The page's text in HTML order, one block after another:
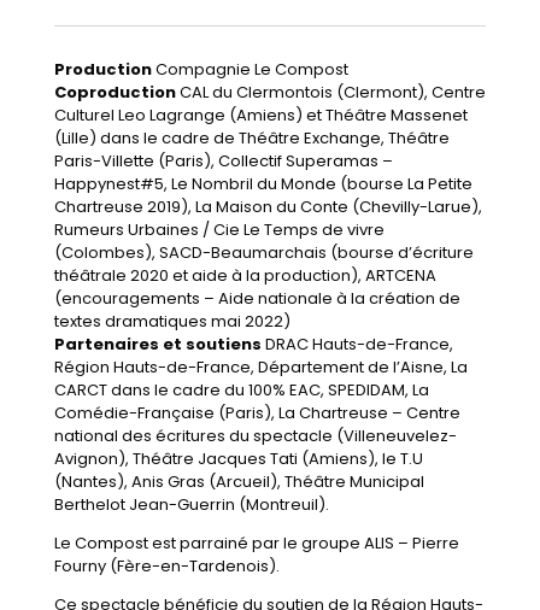
ProductionCompagnie Le Compost
CoproductionCAL du Clermontois (Clermont), Centre
Culturel Leo Lagrange (Amiens) et Théâtre Massenet
(Lille) dans le cadre de Théâtre Exchange, Théâtre
Paris-Villette (Paris), Collectif Superamas –
Happynest#5, Le Nombril du Monde (bourse La Petite
Chartreuse 2019), La Maison du Conte (Chevilly-Larue),
Rumeurs Urbaines / Cie Le Temps de vivre
(Colombes), SACD-Beaumarchais (bourse d’écriture
théâtrale 2020 et aide à la production), ARTCENA
(encouragements – Aide nationale à la création de
textes dramatiques mai 2022)
Partenaires et soutiens DRAC Hauts-de-France,
Région Hauts-de-France, Département de l’Aisne, La
CARCT dans le cadre du 100% EAC, SPEDIDAM, La
Comédie-Française (Paris), La Chartreuse – Centre
national des écritures du spectacle (Villeneuvelez-
Avignon), Théâtre Jacques Tati (Amiens), le T.U
(Nantes), Anis Gras (Arcueil), Théâtre Municipal
Berthelot Jean-Guerrin (Montreuil).
Le Compost est parrainé par le groupe ALIS – Pierre
Fourny (Fère-en-Tardenois).
Ce spectacle bénéficie du soutien de la Région Hauts-